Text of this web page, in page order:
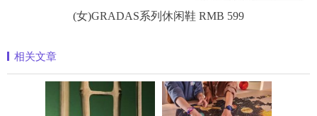
(女)GRADAS系列休闲鞋 RMB 599
相关文章